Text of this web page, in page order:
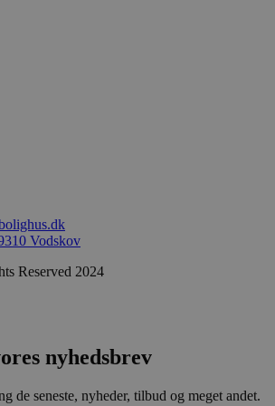
Vodskov
Reserved 2024
nyhedsbrev
de seneste, nyheder, tilbud og meget andet.